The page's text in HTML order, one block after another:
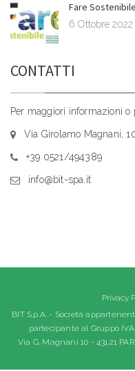
Fare Sostenibile
6 Ottobre 2022
CONTATTI
Per maggiori informazioni o
Via Girolamo Magnani,
+39 0521/494389
info@bit-spa.it
Privacy
BIT S.p.A. - Società
partecipante al Gruppo
Via G. Magnani 10 - 43121